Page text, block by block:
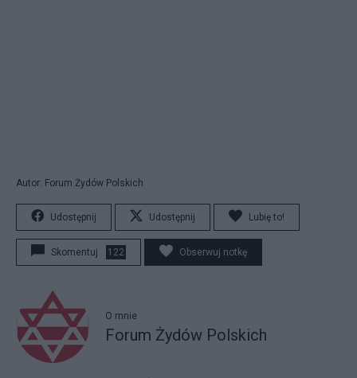
Autor: Forum Żydów Polskich
Udostępnij Udostępnij Lubię to!
Skomentuj 122 Obserwuj notkę
O mnie
Forum Żydów Polskich